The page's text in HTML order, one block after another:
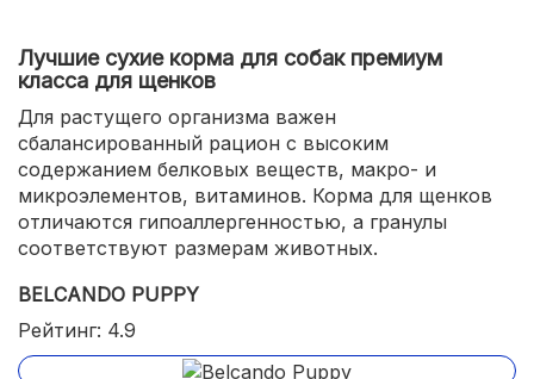
Лучшие сухие корма для собак премиум
класса для щенков
Для растущего организма важен
сбалансированный рацион с высоким
содержанием белковых веществ, макро- и
микроэлементов, витаминов. Корма для щенков
отличаются гипоаллергенностью, а гранулы
соответствуют размерам животных.
BELCANDO PUPPY
Рейтинг: 4.9